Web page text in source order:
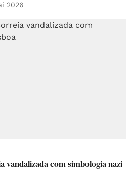
2026
vandalizada com simbologia nazi